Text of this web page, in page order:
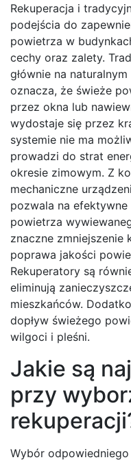
Rekuperacja i
podejścia do
powietrza w
cechy oraz zalety.
głównie na
oznacza, że świeże
przez okna lub
wydostaje się przez
systemie nie ma
prowadzi do strat
okresie zimowym. Z
mechaniczne
pozwala na efektywne
powietrza
znaczne zmniejszenie
poprawa jakości
Rekuperatory są
eliminują
mieszkańców.
dopływ świeżego
wilgoci i pleśni.
Jakie są
przy
Wybór